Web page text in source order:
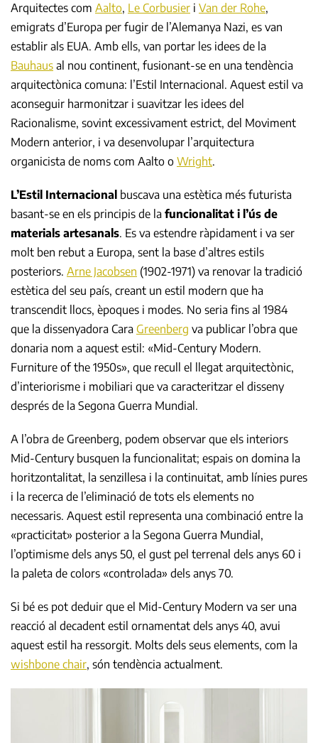
Arquitectes com Aalto, Le Corbusier i Van der Rohe,
emigrats d’Europa per fugir de l’Alemanya Nazi, es van
establir als EUA. Amb ells, van portar les idees de la
Bauhaus al nou continent, fusionant-se en una tendència
arquitectònica comuna: l’Estil Internacional. Aquest estil va
aconseguir harmonitzar i suavitzar les idees del
Racionalisme, sovint excessivament estrict, del Moviment
Modern anterior, i va desenvolupar l’arquitectura
organicista de noms com Aalto o Wright.
L’Estil Internacional buscava una estètica més futurista
basant-se en els principis de la funcionalitat i l’ús de
materials artesanals. Es va estendre ràpidament i va ser
molt ben rebut a Europa, sent la base d’altres estils
posteriors. Arne Jacobsen (1902-1971) va renovar la tradició
estètica del seu país, creant un estil modern que ha
transcendit llocs, èpoques i modes. No seria fins al 1984
que la dissenyadora Cara Greenberg va publicar l’obra que
donaria nom a aquest estil: «Mid-Century Modern.
Furniture of the 1950s», que recull el llegat arquitectònic,
d’interiorisme i mobiliari que va caracteritzar el disseny
després de la Segona Guerra Mundial.
A l’obra de Greenberg, podem observar que els interiors
Mid-Century busquen la funcionalitat; espais on domina la
horitzontalitat, la senzillesa i la continuitat, amb línies pures
i la recerca de l’eliminació de tots els elements no
necessaris. Aquest estil representa una combinació entre la
«practicitat» posterior a la Segona Guerra Mundial,
l’optimisme dels anys 50, el gust pel terrenal dels anys 60 i
la paleta de colors «controlada» dels anys 70.
Si bé es pot deduir que el Mid-Century Modern va ser una
reacció al decadent estil ornamentat dels anys 40, avui
aquest estil ha ressorgit. Molts dels seus elements, com la
wishbone chair, són tendència actualment.